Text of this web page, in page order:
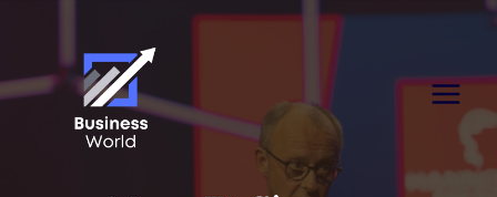
content